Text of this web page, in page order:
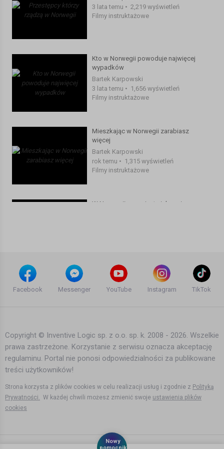
INSTAGRAM:https://www.instagram.com/mojanorwegia.pl/
Kategoria:Filmy instruktażowe
3 lata temu • 2,219 wyświetleń
Filmy instruktażowe
Kto w Norwegii powoduje najwięcej
wypadków
Bartek Karpowski
3 lata temu • 1,656 wyświetleń
Filmy instruktażowe
Mieszkając w Norwegii zarabiasz
więcej
Bartek Karpowski
rok temu • 1,315 wyświetleń
Filmy instruktażowe
W Norwegii praca jest niebezpieczna
Jak traktowani są polscy emigranci w
Norwegii? / Powroty #16 Henryk
20 ciekawostek o Norwegii o których
nie mieliście pojęcia
Filmy instruktażowe
jest czerwona, ale w Norwegii nie
lepiej...
Bartek Karpowski
Facebook Messenger YouTube Instagram TikTok
Copyright © Inventive Logic sp. z o.o. sp. k. 2008 - 2026. Wszelkie
prawa zastrzeżone. Korzystanie z serwisu oznacza akceptację
regulaminu. Portal nie ponosi odpowiedzialności za publikowane
treści użytkowników!
Strona korzysta z plików cookies w celu realizacji usług i zgodnie z Polityką
Prywatności. W każdej chwili możesz zmienić swoje ustawienia plików
cookies
Nowy
pomocnik